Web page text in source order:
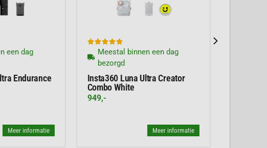
een dag
Endurance
Meer informatie

Meestal binnen een dag
bezorgd
Insta360 Luna Ultra Creator
Combo White
949,-
Meer informatie